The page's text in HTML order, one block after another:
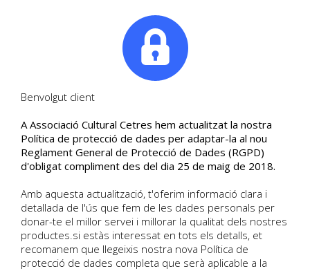
Segueix les últimes notícies
Blog de Cultural Cetres
HOME / BLOG
Benvolgut client
A Associació Cultural Cetres hem actualitzat la nostra
Política de protecció de dades per adaptar-la al nou
Reglament General de Protecció de Dades (RGPD)
d'obligat compliment des del dia 25 de maig de 2018.
Amb aquesta actualització, t'oferim informació clara i
detallada de l'ús que fem de les dades personals per
donar-te el millor servei i millorar la qualitat dels nostres
productes.si estàs interessat en tots els detalls, et
recomanem que llegeixis nostra nova Política de
protecció de dades completa que serà aplicable a la